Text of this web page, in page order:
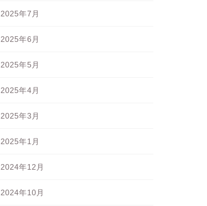
2025年7月
2025年6月
2025年5月
2025年4月
2025年3月
2025年1月
2024年12月
2024年10月